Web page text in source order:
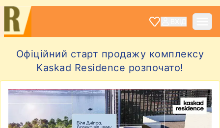
Офіційний старт продажу комплексу
Kaskad Residence розпочато!